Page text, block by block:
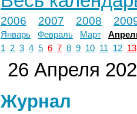
2006 2007 2008
Январь Февраль Март
1
2 3 4 5 6 7 8 9 10 11 12 13
26 Апреля
Журнал